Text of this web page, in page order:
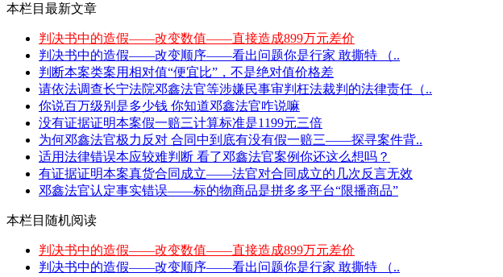
本栏目最新文章
判决书中的造假——改变数值——直接造成899万元差价
判决书中的造假——改变顺序——看出问题你是行家 敢撕特 （..
判断本案类案用相对值“便宜比”，不是绝对值价格差
请依法调查长宁法院邓鑫法官等涉嫌民事审判枉法裁判的法律责任（..
你说百万级别是多少钱 你知道邓鑫法官咋说嘛
没有证据证明本案假一赔三计算标准是1199元三倍
为何邓鑫法官极力反对 合同中到底有没有假一赔三——探寻案件背..
适用法律错误本应较难判断 看了邓鑫法官案例你还这么想吗？
有证据证明本案真货合同成立——法官对合同成立的几次反言无效
邓鑫法官认定事实错误——标的物商品是拼多多平台“限播商品”
本栏目随机阅读
判决书中的造假——改变数值——直接造成899万元差价
判决书中的造假——改变顺序——看出问题你是行家 敢撕特 （..